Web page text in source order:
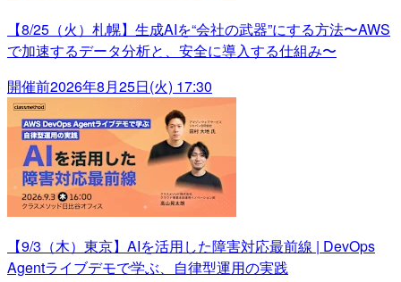
【8/25（火）札幌】生成AIを“会社の武器”にする方法〜AWS
で加速するデータ分析と、安全に導入する仕組み〜
開催前2026年8月25日(火) 17:30
【9/3（木）東京】AIを活用した障害対応最前線 | DevOps
Agentライブデモで学ぶ、自律型運用の実践